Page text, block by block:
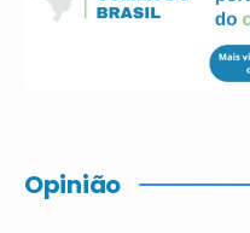
Opinião